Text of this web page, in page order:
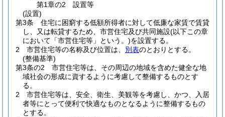
第1章の2
設置等
(設置)
第3条
住宅に困窮する低額所得者に対して低廉な家賃で賃貸
し、又は転貸するため、市営住宅及び共同施設(以下この章
において「市営住宅等」という。)を設置する。
2
市営住宅等の名称及び位置は、 別表のとおりとする。
(整備基準)
第3条の2
市営住宅等は、その周辺の地域を含めた健全な地
域社会の形成に資するように考慮して整備するものとす
る。
2
市営住宅等は、安全、衛生、美観等を考慮し、かつ、入居
者等にとって便利で快適なものとなるように整備するもの
とする。